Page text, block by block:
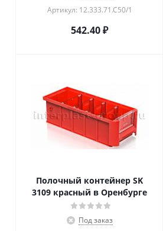
Артикул: 12.333.71.С50/1
542.40₽
Полочный контейнер SK
3109 красный в Оренбурге
Под заказ